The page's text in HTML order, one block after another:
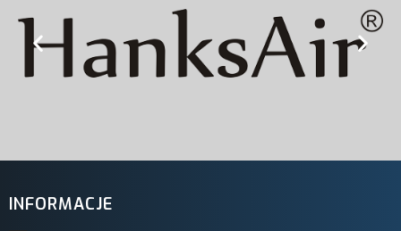
INFORMACJE